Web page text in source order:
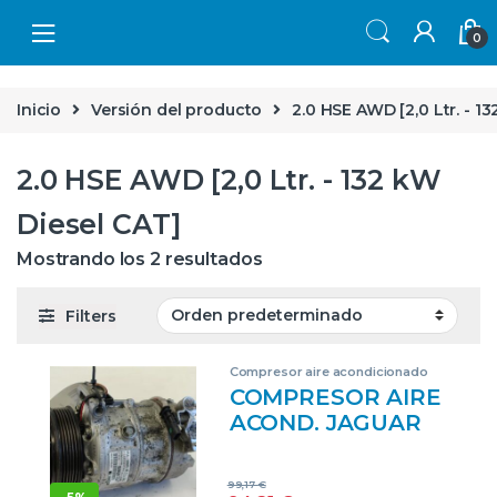
0
Inicio Versión del producto 2.0 HSE AWD [2,0 Ltr. -
2.0 HSE AWD [2,0 Ltr. - 132 kW
Diesel CAT]
Mostrando los 2 resultados
Filters
Compresor aire acondicionado
COMPRESOR AIRE
ACOND. JAGUAR
99,17€